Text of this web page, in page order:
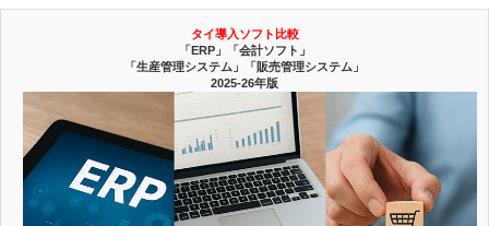
タイ導入ソフト比較
「ERP」「会計ソフト」
「生産管理システム」「販売管理システム」
2025-26年版